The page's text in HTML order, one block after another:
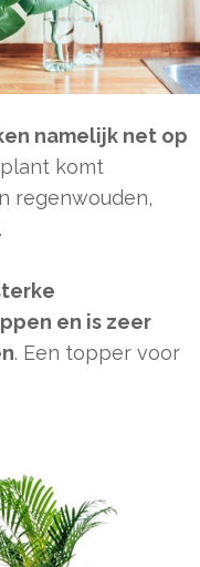
namelijk net op
komt
regenwouden,
en is zeer
. Een topper voor